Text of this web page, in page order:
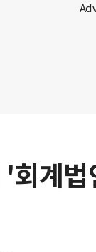
회계